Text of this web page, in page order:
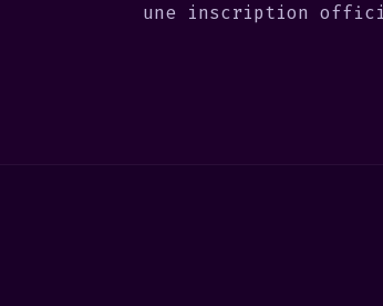
une inscription